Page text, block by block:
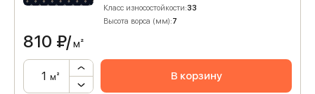
Класс износостойкости:33
Высота ворса (мм):7
810 ₽/м²
м² В корзину